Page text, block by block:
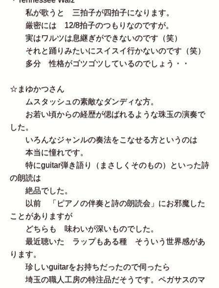
私が歌うと 三拍子が四拍子になります。
厳密には 12/8拍子のつもりなのですが。
実はワルツは息継ぎができないのです（笑）
それと踊りみたいにスイスイ行かないのです（笑）
多分 性格がゴツゴツしているのでしょう・・
☆ まゆかつさん
ムスタッシュの素敵なダンディな方。
お若い頃からの経歴が偲ばれるような珠玉の演奏で
した。
いろんなジャンルの奏法をこなせる方というのは
本当に憧れです。
特にguitar弾き語り（まさしくそのもの）といった詩
の朗読は
絶品でした。
以前 「ピアノの伴奏と詩の朗読会」にお邪魔した
ことがありますが
どちらも 味わいが深いものでした。
最近聴いた ラップもある種 そういう世界感があ
ります。
珍しいguitarをお持ちだったので伺ったら
埼玉の職人工房の特注品だそうです。ペガサスのマ